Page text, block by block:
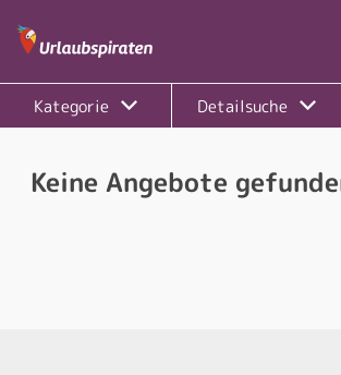
Kategorie Detailsuche
Keine Angebote